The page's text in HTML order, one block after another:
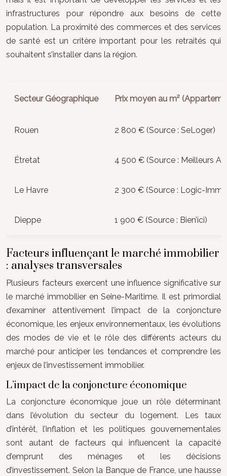
infrastructures pour répondre aux besoins de cette
population. La proximité des commerces et des services
de santé est un critère important pour les retraités qui
souhaitent s’installer dans la région.
Secteur Géographique Prix moyen au m²
Rouen 2 800 € (Source : SeLoger)
Étretat 4 500 € (Source : Meilleurs
Le Havre 2 300 € (Source : Logic-
Dieppe 1 900 € (Source : Bien’ici)
Facteurs influençant le marché immobilier
: analyses transversales
Plusieurs facteurs exercent une influence significative sur
le marché immobilier en Seine-Maritime. Il est primordial
d’examiner attentivement l’impact de la conjoncture
économique, les enjeux environnementaux, les évolutions
des modes de vie et le rôle des différents acteurs du
marché pour anticiper les tendances et comprendre les
enjeux de l’investissement immobilier.
L’impact de la conjoncture économique
La conjoncture économique joue un rôle déterminant
dans l’évolution du secteur du logement. Les taux
d’intérêt, l’inflation et les politiques gouvernementales
sont autant de facteurs qui influencent la capacité
d’emprunt des ménages et les décisions
d’investissement. Selon la Banque de France, une hausse